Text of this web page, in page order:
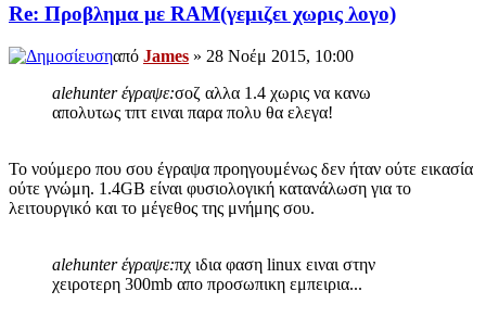
Re: Προβλημα με RAM(γεμιζει χωρις λογο)
από James » 28 Νοέμ 2015, 10:00
alehunter έγραψε:σοζ αλλα 1.4 χωρις να κανω
απολυτως τπτ ειναι παρα πολυ θα ελεγα!
Το νούμερο που σου έγραψα προηγουμένως δεν ήταν ούτε εικασία
ούτε γνώμη. 1.4GB είναι φυσιολογική κατανάλωση για το
λειτουργικό και το μέγεθος της μνήμης σου.
alehunter έγραψε:πχ ιδια φαση linux ειναι στην
χειροτερη 300mb απο προσωπικη εμπειρια...